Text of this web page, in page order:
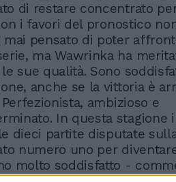
di restare concentrato
i favori del pronostico
mai pensato di poter
ma Wawrinka ha
sue qualità. Sono
anche se la vittoria è
ambizioso e
In questa stagione
dieci partite disputate
numero uno per
molto soddisfatto -